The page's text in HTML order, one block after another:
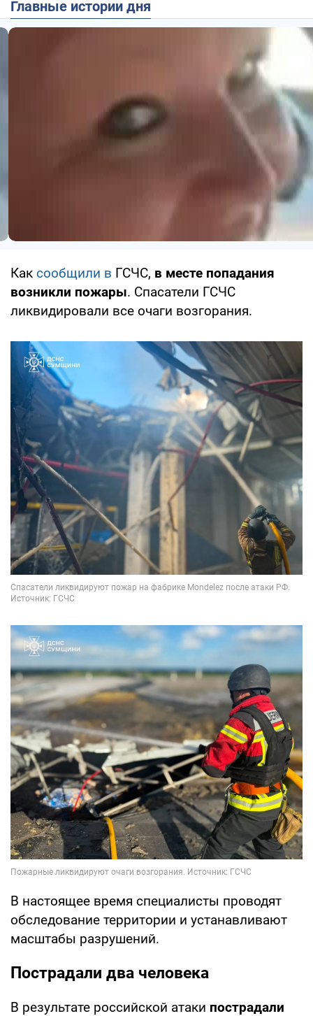
Главные истории дня
Как сообщили в ГСЧС, в месте попадания
возникли пожары. Спасатели ГСЧС
ликвидировали все очаги возгорания.
В настоящее время специалисты проводят
обследование территории и устанавливают
масштабы разрушений.
Пострадали два человека
В результате российской атаки пострадали